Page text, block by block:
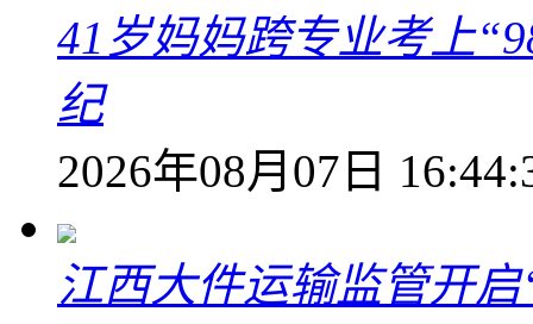
41岁妈妈跨专业考上
纪
2026年08月07日
江西大件运输监管开